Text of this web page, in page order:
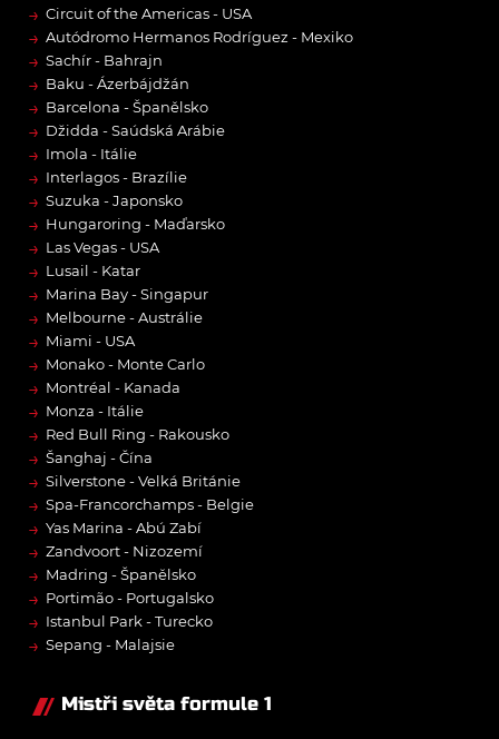
→ Circuit of the Americas - USA
→ Autódromo Hermanos Rodríguez - Mexiko
→ Sachír - Bahrajn
→ Baku - Ázerbájdžán
→ Barcelona - Španělsko
→ Džidda - Saúdská Arábie
→ Imola - Itálie
→ Interlagos - Brazílie
→ Suzuka - Japonsko
→ Hungaroring - Maďarsko
→ Las Vegas - USA
→ Lusail - Katar
→ Marina Bay - Singapur
→ Melbourne - Austrálie
→ Miami - USA
→ Monako - Monte Carlo
→ Montréal - Kanada
→ Monza - Itálie
→ Red Bull Ring - Rakousko
→ Šanghaj - Čína
→ Silverstone - Velká Británie
→ Spa-Francorchamps - Belgie
→ Yas Marina - Abú Zabí
→ Zandvoort - Nizozemí
→ Madring - Španělsko
→ Portimão - Portugalsko
→ Istanbul Park - Turecko
→ Sepang - Malajsie
Mistři světa formule 1